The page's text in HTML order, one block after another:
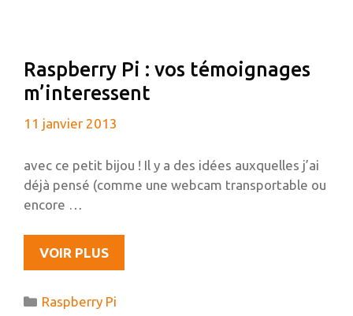
À
PARTIR
Raspberry Pi : vos témoignages
m’interessent
11 janvier 2013
avec ce petit bijou ! Il y a des idées auxquelles j’ai
déjà pensé (comme une webcam transportable ou
encore …
VOIR PLUSRASPBERRY
PI
VOS
Catégories
Raspberry Pi